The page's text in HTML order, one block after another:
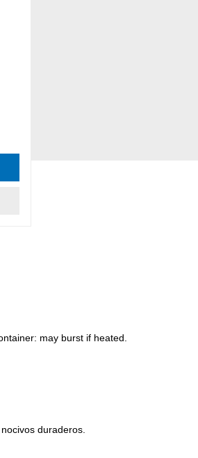
may burst if heated.
duraderos.